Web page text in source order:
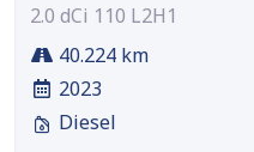
2.0 dCi 110 L2H1
40.224 km
2023
Diesel